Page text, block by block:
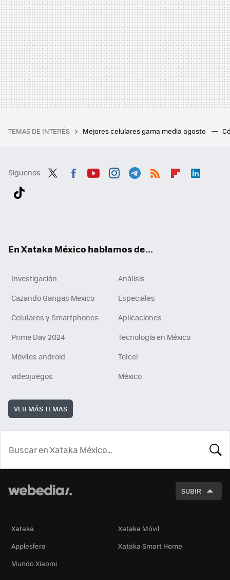
TEMAS DE INTERÉS Mejores celulares gama media agosto
Síguenos
En Xataka México hablamos de...
Investigación
Análisis
Cazando Gangas Mexico
Especiales
Celulares y Smartphones
Aplicaciones
Prime Day 2024
Tecnología en México
Móviles android
Telcel
videojuegos
México
VER MÁS TEMAS
SUBIR
Xataka
Xataka Móvil
Applesfera
Xataka Smart Home
Mundo Xiaomi